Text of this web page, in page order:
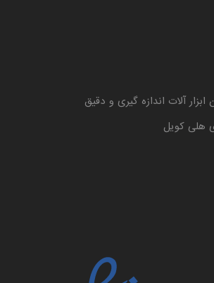
ابزار آلات اندازه گیری و دقیق
هلی کویل